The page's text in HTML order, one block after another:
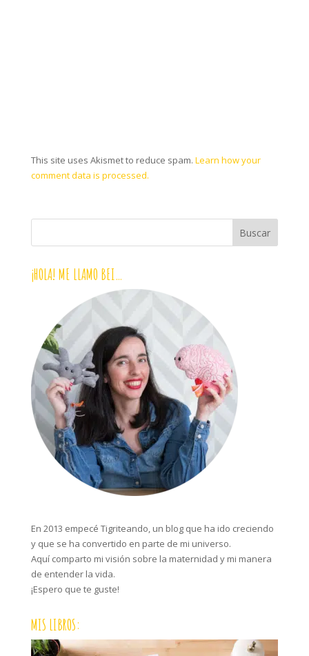
This site uses Akismet to reduce spam. Learn how your
comment data is processed.
¡HOLA! ME LLAMO BEI…
En 2013 empecé Tigriteando, un blog que ha ido creciendo
y que se ha convertido en parte de mi universo.
Aquí comparto mi visión sobre la maternidad y mi manera
de entender la vida.
¡Espero que te guste!
MIS LIBROS: